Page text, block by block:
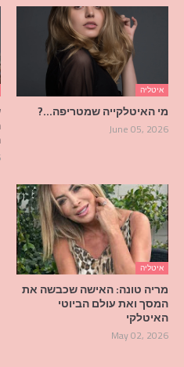
איטליה
מי האיטלקייה שמטריפה…?
June 05, 2026
איטליה
מריה טונה: האישה שכבשה את
המסך ואת עולם הביוטי
האיטלקי
May 02, 2026